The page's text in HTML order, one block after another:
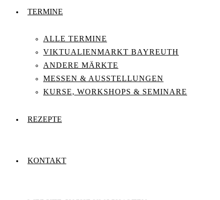
TERMINE
ALLE TERMINE
VIKTUALIENMARKT BAYREUTH
ANDERE MÄRKTE
MESSEN & AUSSTELLUNGEN
KURSE, WORKSHOPS & SEMINARE
REZEPTE
KONTAKT